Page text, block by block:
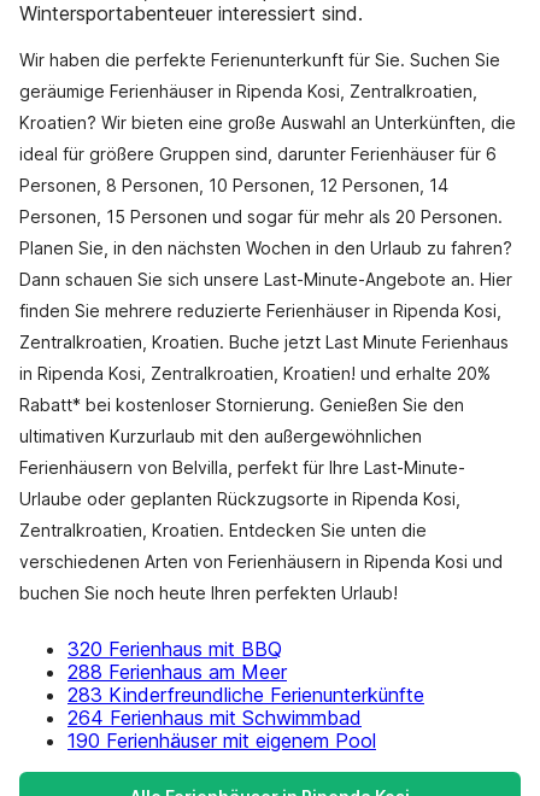
Wintersportabenteuer interessiert sind.
Wir haben die perfekte Ferienunterkunft für Sie. Suchen Sie
geräumige Ferienhäuser in Ripenda Kosi, Zentralkroatien,
Kroatien? Wir bieten eine große Auswahl an Unterkünften, die
ideal für größere Gruppen sind, darunter Ferienhäuser für 6
Personen, 8 Personen, 10 Personen, 12 Personen, 14
Personen, 15 Personen und sogar für mehr als 20 Personen.
Planen Sie, in den nächsten Wochen in den Urlaub zu fahren?
Dann schauen Sie sich unsere Last-Minute-Angebote an. Hier
finden Sie mehrere reduzierte Ferienhäuser in Ripenda Kosi,
Zentralkroatien, Kroatien. Buche jetzt Last Minute Ferienhaus
in Ripenda Kosi, Zentralkroatien, Kroatien! und erhalte 20%
Rabatt* bei kostenloser Stornierung. Genießen Sie den
ultimativen Kurzurlaub mit den außergewöhnlichen
Ferienhäusern von Belvilla, perfekt für Ihre Last-Minute-
Urlaube oder geplanten Rückzugsorte in Ripenda Kosi,
Zentralkroatien, Kroatien. Entdecken Sie unten die
verschiedenen Arten von Ferienhäusern in Ripenda Kosi und
buchen Sie noch heute Ihren perfekten Urlaub!
320 Ferienhaus mit BBQ
288 Ferienhaus am Meer
283 Kinderfreundliche Ferienunterkünfte
264 Ferienhaus mit Schwimmbad
190 Ferienhäuser mit eigenem Pool